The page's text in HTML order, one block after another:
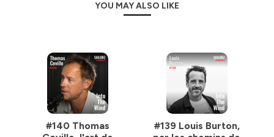
YOU MAY ALSO LIKE
#140 Thomas
#139 Louis Burton,